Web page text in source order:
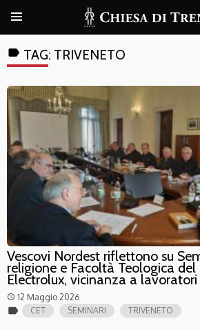
label TAG: TRIVENETO
Vescovi Nordest riflettono su
religione e Facoltà Teologica del
Electrolux, vicinanza a
access_time 12 Maggio 2026
label CET SEMINARI TRIVENETO